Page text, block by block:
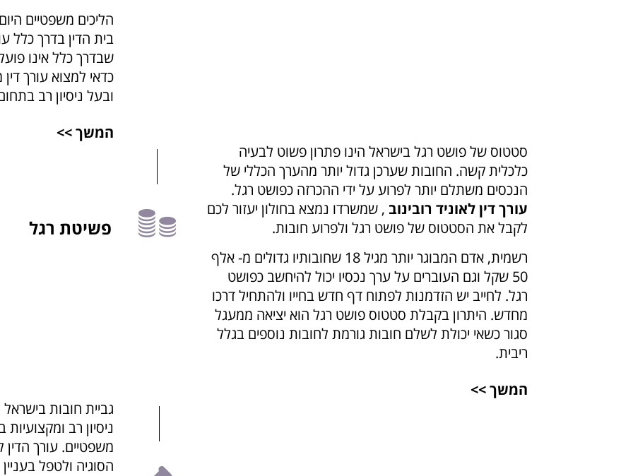
הליכים משפטיים
בית הדין בדרך כלל
שבדרך כלל אינו
כדאי למצוא עורך
ובעל ניסיון רב
המשך >>
סטטוס של פושט רגל בישראל הינו פתרון פשוט לבעיה
כלכלית קשה. החובות שערכן גדול יותר מהערך הכללי של
הנכסים משתלם יותר לפרוע על ידי ההכרזה כפושט רגל.
עורך דין לאוניד רובינוב , שמשרדו נמצא בחולון יעזור לכם
לקבל את הסטטוס של פושט רגל ולפרוע חובות.
רשמית, אדם המבוגר יותר מגיל 18 שחובותיו גדולים מ- אלף
50 שקל וגם העוברים על ערך נכסיו יכול להיחשב כפושט
רגל. לחייב יש הזדמנות לפתוח דף חדש בחייו ולהתחיל דרכו
מחדש. היתרון בקבלת סטטוס פושט רגל הוא יציאה ממעגל
סגור כשאי יכולת לשלם חובות גורמת לחובות נוספים בגלל
ריבית.
המשך >>
פשיטת רגל
גביית חובות
ניסיון רב
משפטיים. עורך הדין
הסוגיה ולטפל